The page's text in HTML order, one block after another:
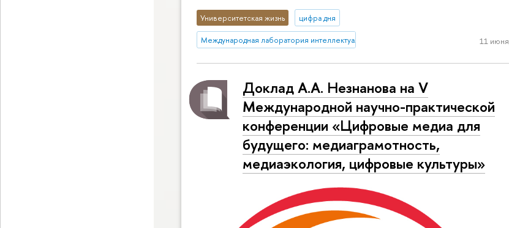
Университетская жизнь цифра дня
Международная лаборатория интеллектуальных систем и структурного анализа
11
Доклад А.А. Незнанова на V
Международной научно-практической
конференции «Цифровые медиа для
будущего: медиаграмотность,
медиаэкология, цифровые культуры»